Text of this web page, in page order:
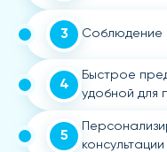
3 Соблюдение
4
Быстрое
удобной для
5